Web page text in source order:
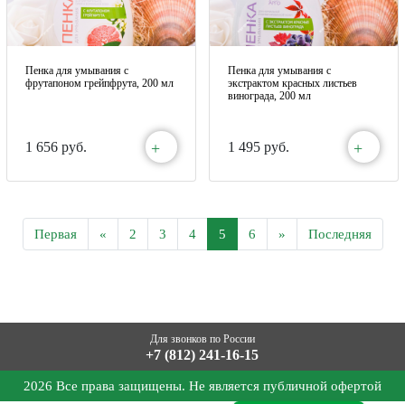
Пенка для умывания с
фрутапоном грейпфрута, 200 мл
1 656 руб. +
Пенка для умывания с
экстрактом красных листьев
винограда, 200 мл
1 495 руб. +
Первая « 2 3 4 5 6 » Последняя
Для звонков по России
+7 (812) 241-16-15
2026 Все права защищены. Не является публичной офертой